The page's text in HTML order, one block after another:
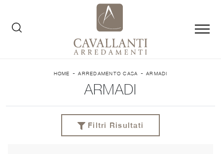
HOME -ARREDAMENTO CASA - ARMADI
ARMADI
Filtri Risultati